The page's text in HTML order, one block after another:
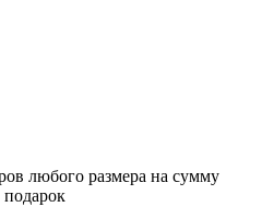
любого размера на сумму
подарок